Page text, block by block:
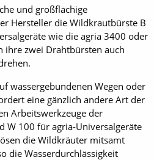
und großflächige
Hersteller die Wildkrautbürste B
wie die agria 3400 oder
ihre zwei Drahtbürsten auch
wassergebundenen Wegen oder
eine gänzlich andere Art der
Arbeitswerkzeuge der
W 100 für agria-Universalgeräte
die Wildkräuter mitsamt
die Wasserdurchlässigkeit